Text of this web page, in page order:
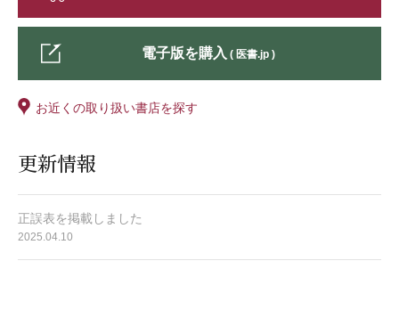
電子版を購入 ( 医書.jp )
お近くの取り扱い書店を探す
更新情報
正誤表を掲載しました
2025.04.10